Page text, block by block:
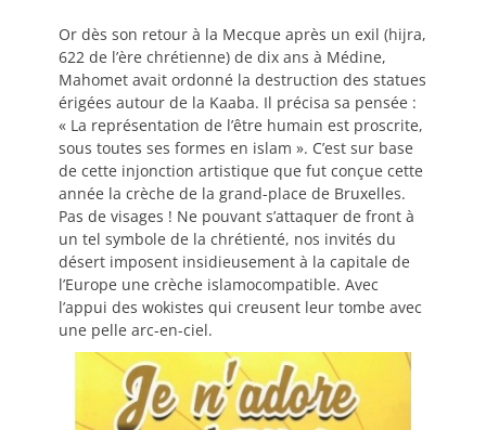
Or dès son retour à la Mecque après un exil (hijra,
622 de l’ère chrétienne) de dix ans à Médine,
Mahomet avait ordonné la destruction des statues
érigées autour de la Kaaba. Il précisa sa pensée :
« La représentation de l’être humain est proscrite,
sous toutes ses formes en islam ». C’est sur base
de cette injonction artistique que fut conçue cette
année la crèche de la grand-place de Bruxelles.
Pas de visages ! Ne pouvant s’attaquer de front à
un tel symbole de la chrétienté, nos invités du
désert imposent insidieusement à la capitale de
l’Europe une crèche islamocompatible. Avec
l’appui des wokistes qui creusent leur tombe avec
une pelle arc-en-ciel.